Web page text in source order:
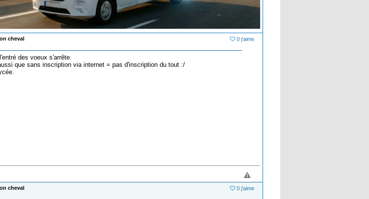
0 j'aime
cheval
des voeux s'arrête.
que sans inscription via internet = pas d'inscription du tout :/
0 j'aime
cheval